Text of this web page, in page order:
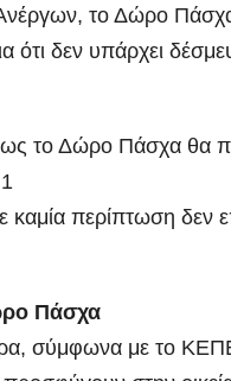
το Δώρο Πάσχα
ότι δεν υπάρχει
το Δώρο Πάσχα θα
περίπτωση δεν
Πάσχα
σύμφωνα με το